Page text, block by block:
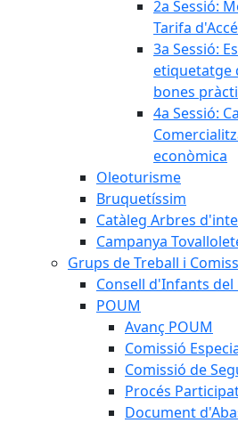
2a Sessió:
Tarifa
3a Sessió:
etiquetatge
bones
4a Sessió:
econòmica
Oleoturisme
Bruquetíssim
Catàleg Arbres
Campanya
Grups de Treball i
Consell d'Infants del
POUM
Avanç POUM
Comissió
Comissió de
Procés
Document